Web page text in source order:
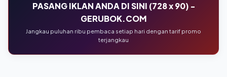
PASANG IKLAN ANDA DI SINI (728 x 90) -
GERUBOK.COM
Jangkau puluhan ribu pembaca setiap hari dengan tarif promo
terjangkau